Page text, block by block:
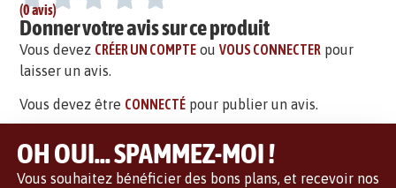
(0 avis)
Donner votre avis sur ce produit
Vous devez CRÉER UN COMPTE ouVOUS CONNECTER pour
laisser un avis.
Vous devez être CONNECTÉ pour publier un avis.
OH OUI... SPAMMEZ-MOI !
Vous souhaitez bénéficier des bons plans, et recevoir nos